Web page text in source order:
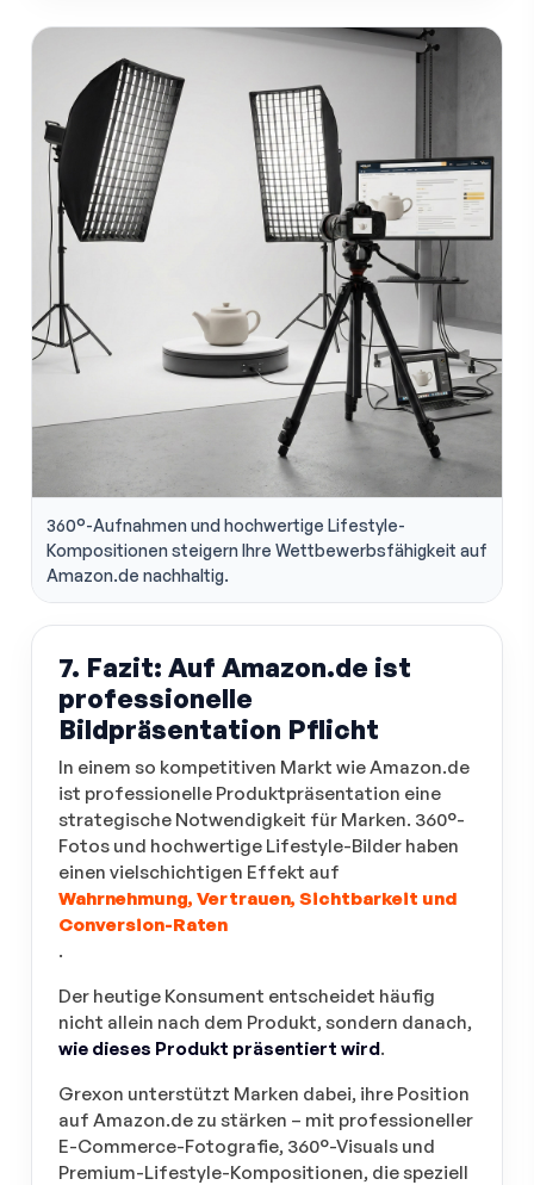
360°-Aufnahmen und hochwertige Lifestyle-
Kompositionen steigern Ihre Wettbewerbsfähigkeit auf
Amazon.de nachhaltig.
7. Fazit: Auf Amazon.de ist
professionelle
Bildpräsentation Pflicht
In einem so kompetitiven Markt wie Amazon.de
ist professionelle Produktpräsentation eine
strategische Notwendigkeit für Marken. 360°-
Fotos und hochwertige Lifestyle-Bilder haben
einen vielschichtigen Effekt auf
Wahrnehmung, Vertrauen, Sichtbarkeit und
Conversion-Raten
.
Der heutige Konsument entscheidet häufig
nicht allein nach dem Produkt, sondern danach,
wie dieses Produkt präsentiert wird.
Grexon unterstützt Marken dabei, ihre Position
auf Amazon.de zu stärken – mit professioneller
E-Commerce-Fotografie, 360°-Visuals und
Premium-Lifestyle-Kompositionen, die speziell